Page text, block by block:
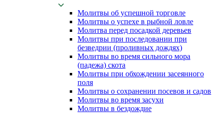
Молитвы об успешной торговле
Молитвы о успехе в рыбной ловле
Молитва перед посадкой деревьев
Молитвы при последовании при
безведрии (проливных дождях)
Молитвы во время сильного мора
(падежа) скота
Молитвы при обхождении засеянного
поля
Молитвы о сохранении посевов и садов
Молитвы во время засухи
Молитвы в бездождие